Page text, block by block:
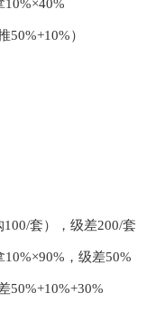
10%×40%
50%+10%）
套），级差200/套
，级差50%
50%+10%+30%